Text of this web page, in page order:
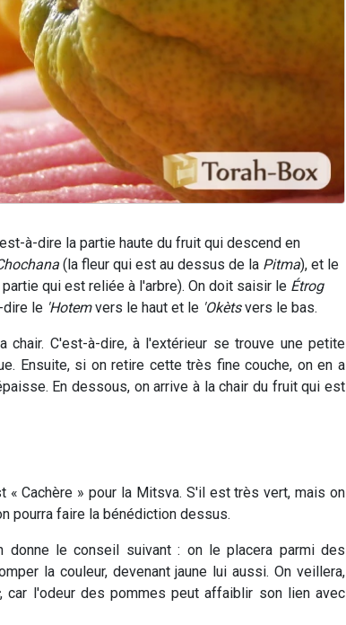
à-dire la partie haute du fruit qui descend en
(la fleur qui est au dessus de la Pitma), et le
qui est reliée à l'arbre). On doit saisir le Étrog
dire le 'Hotemvers le haut et le 'Okètsvers le bas.
chair. C'est-à-dire, à l'extérieur se trouve une petite
Ensuite, si on retire cette très fine couche, on en a
En dessous, on arrive à la chair du fruit qui est
« Cachère » pour la Mitsva. S'il est très vert, mais on
pourra faire la bénédiction dessus.
donne le conseil suivant : on le placera parmi des
la couleur, devenant jaune lui aussi. On veillera,
, car l'odeur des pommes peut affaiblir son lien avec